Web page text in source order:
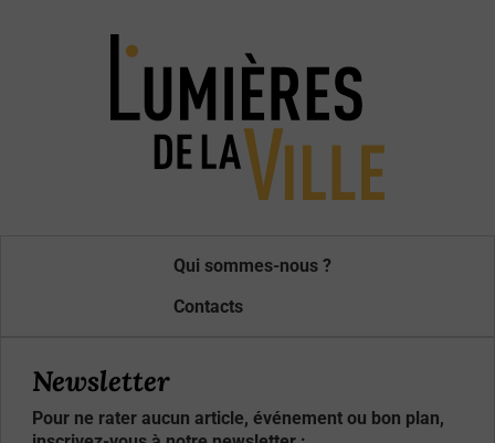
Qui sommes-nous ?
Contacts
Newsletter
Pour ne rater aucun article, événement ou bon plan,